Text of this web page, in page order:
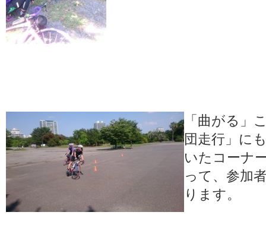
「曲がる」
団走行」に
いたコーナ
って、参加
ります。